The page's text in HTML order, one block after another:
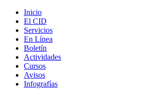
Inicio
El CID
Servicios
En Línea
Boletín
Actividades
Cursos
Avisos
Infografías